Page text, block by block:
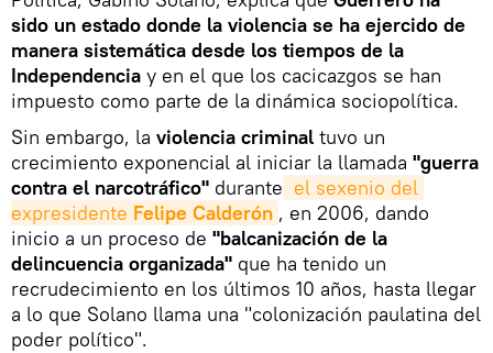
sido un estado donde la violencia se ha ejercido de
manera sistemática desde los tiempos de la
Independencia y en el que los cacicazgos se han
impuesto como parte de la dinámica sociopolítica.
Sin embargo, la violencia criminal tuvo un
crecimiento exponencial al iniciar la llamada "guerra
contra el narcotráfico" durante el sexenio del
expresidente Felipe Calderón , en 2006, dando
inicio a un proceso de "balcanización de la
delincuencia organizada" que ha tenido un
recrudecimiento en los últimos 10 años, hasta llegar
a lo que Solano llama una "colonización paulatina del
poder político".